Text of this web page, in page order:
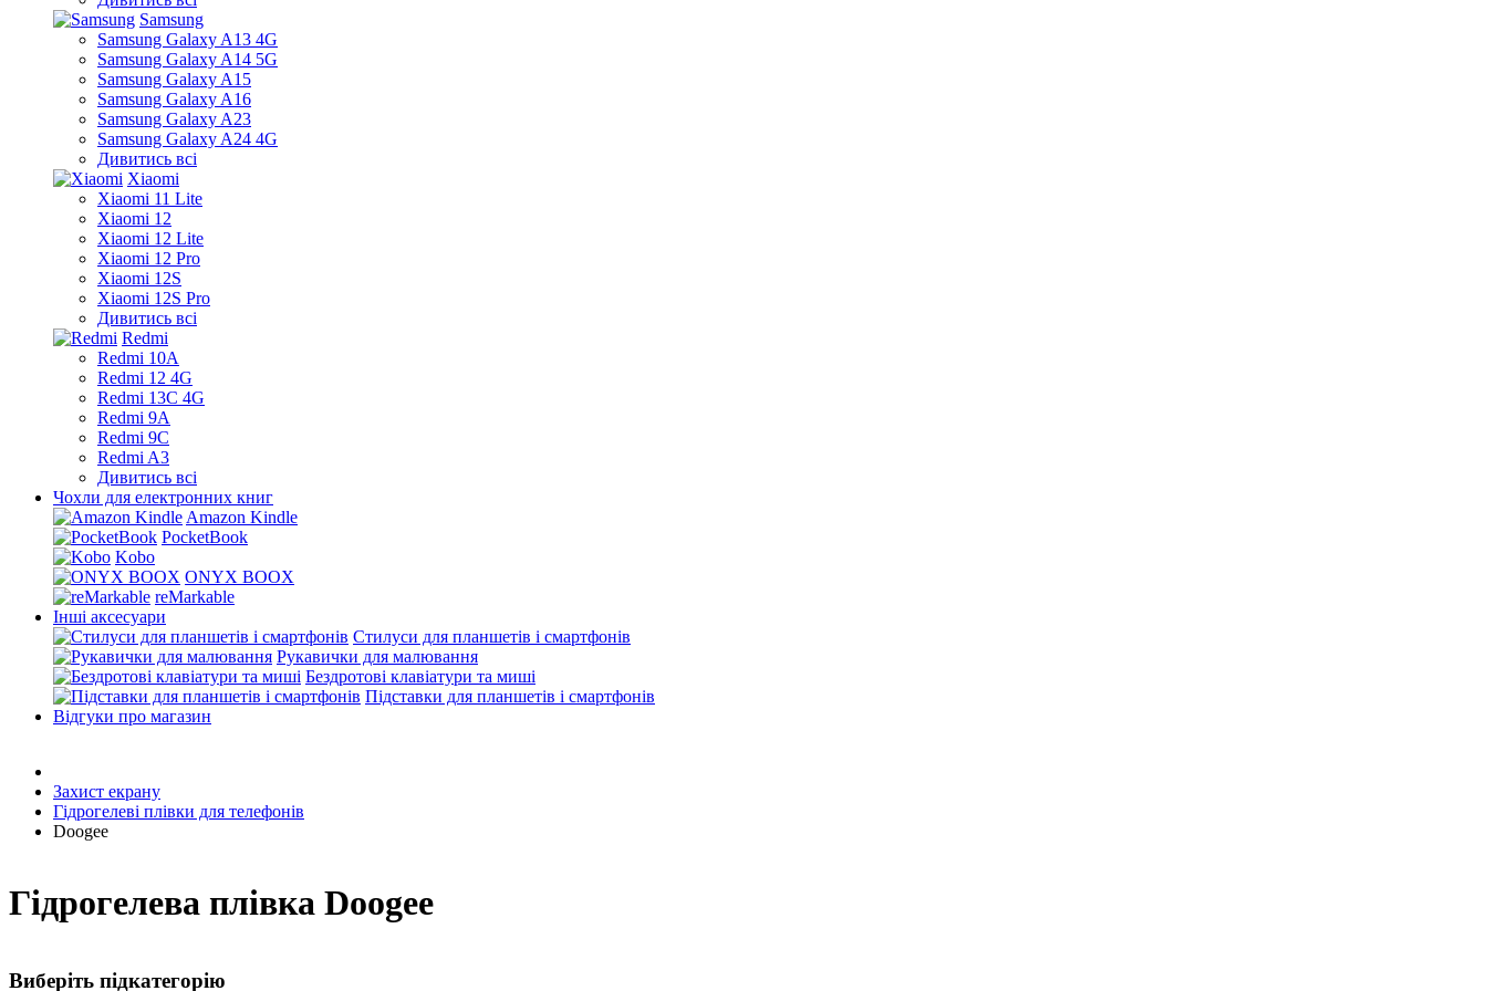
Samsung
Samsung Galaxy A13 4G
Samsung Galaxy A14 5G
Samsung Galaxy A15
Samsung Galaxy A16
Samsung Galaxy A23
Samsung Galaxy A24 4G
Дивитись всі
Xiaomi
Xiaomi 11 Lite
Xiaomi 12
Xiaomi 12 Lite
Xiaomi 12 Pro
Xiaomi 12S
Xiaomi 12S Pro
Дивитись всі
Redmi
Redmi 10A
Redmi 12 4G
Redmi 13C 4G
Redmi 9A
Redmi 9C
Redmi A3
Дивитись всі
Чохли для електронних книг
Amazon Kindle
PocketBook
Kobo
ONYX BOOX
reMarkable
Інші аксесуари
Стилуси для планшетів і смартфонів
Рукавички для малювання
Бездротові клавіатури та миші
Підставки для планшетів і смартфонів
Відгуки про магазин
Захист екрану
Гідрогелеві плівки для телефонів
Doogee
Гідрогелева плівка Doogee
Виберіть підкатегорію